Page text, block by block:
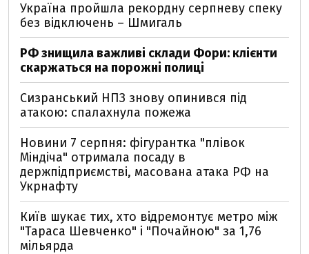
Україна пройшла рекордну серпневу спеку
без відключень – Шмигаль
РФ знищила важливі склади Фори: клієнти
скаржаться на порожні полиці
Сизранський НПЗ знову опинився під
атакою: спалахнула пожежа
Новини 7 серпня: фігурантка "плівок
Міндіча" отримала посаду в
держпідприємстві, масована атака РФ на
Укрнафту
Київ шукає тих, хто відремонтує метро між
"Тараса Шевченко" і "Почайною" за 1,76
мільярда